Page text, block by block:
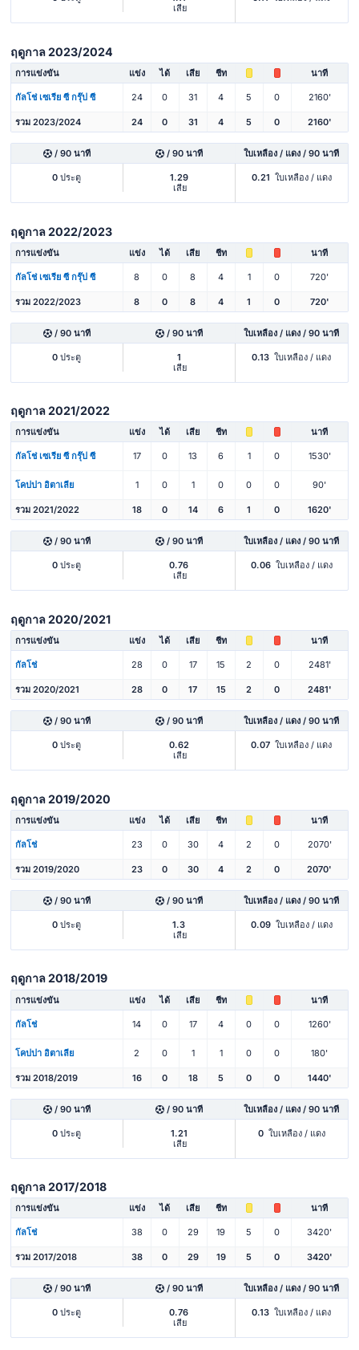
เสีย
ฤดูกาล 2023/2024
การแข่งขัน แข่ง ได้ เสีย ชีท นาที
กัลโช่ เซเรีย ซี กรุ๊ป ซี 24 0 31 4 5 0 2160'
รวม 2023/2024 24 0 31 4 5 0 2160'
/ 90 นาที / 90 นาที ใบเหลือง / แดง / 90 นาที
0 ประตู
1.29
เสีย
0.21 ใบเหลือง / แดง
ฤดูกาล 2022/2023
การแข่งขัน แข่ง ได้ เสีย ชีท นาที
กัลโช่ เซเรีย ซี กรุ๊ป ซี 8 0 8 4 1 0 720'
รวม 2022/2023 8 0 8 4 1 0 720'
/ 90 นาที / 90 นาที ใบเหลือง / แดง / 90 นาที
0 ประตู
1
เสีย
0.13 ใบเหลือง / แดง
ฤดูกาล 2021/2022
การแข่งขัน แข่ง ได้ เสีย ชีท นาที
กัลโช่ เซเรีย ซี กรุ๊ป ซี 17 0 13 6 1 0 1530'
โคปปา อิตาเลีย 1 0 1 0 0 0 90'
รวม 2021/2022 18 0 14 6 1 0 1620'
/ 90 นาที / 90 นาที ใบเหลือง / แดง / 90 นาที
0 ประตู
0.76
เสีย
0.06 ใบเหลือง / แดง
ฤดูกาล 2020/2021
การแข่งขัน แข่ง ได้ เสีย ชีท นาที
กัลโช่ 28 0 17 15 2 0 2481'
รวม 2020/2021 28 0 17 15 2 0 2481'
/ 90 นาที / 90 นาที ใบเหลือง / แดง / 90 นาที
0 ประตู
0.62
เสีย
0.07 ใบเหลือง / แดง
ฤดูกาล 2019/2020
การแข่งขัน แข่ง ได้ เสีย ชีท นาที
กัลโช่ 23 0 30 4 2 0 2070'
รวม 2019/2020 23 0 30 4 2 0 2070'
/ 90 นาที / 90 นาที ใบเหลือง / แดง / 90 นาที
0 ประตู
1.3
เสีย
0.09 ใบเหลือง / แดง
ฤดูกาล 2018/2019
การแข่งขัน แข่ง ได้ เสีย ชีท นาที
กัลโช่ 14 0 17 4 0 0 1260'
โคปปา อิตาเลีย 2 0 1 1 0 0 180'
รวม 2018/2019 16 0 18 5 0 0 1440'
/ 90 นาที / 90 นาที ใบเหลือง / แดง / 90 นาที
0 ประตู
1.21
เสีย
0 ใบเหลือง / แดง
ฤดูกาล 2017/2018
การแข่งขัน แข่ง ได้ เสีย ชีท นาที
กัลโช่ 38 0 29 19 5 0 3420'
รวม 2017/2018 38 0 29 19 5 0 3420'
/ 90 นาที / 90 นาที ใบเหลือง / แดง / 90 นาที
0 ประตู
0.76
เสีย
0.13 ใบเหลือง / แดง